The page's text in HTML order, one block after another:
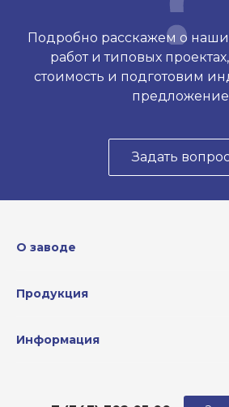
Подробно расскажем о
работ и типовых
стоимость и подготовим
Задать
О заводе
Продукция
Информация